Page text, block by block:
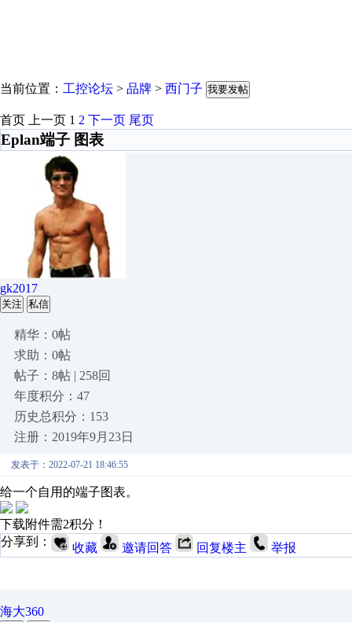
当前位置： 工控论坛 > 品牌 > 西门子 我要发帖
首页 上一页 1 2 下一页 尾页
Eplan端子 图表
gk2017
关注 私信
精华：0帖
求助：0帖
帖子：8帖 | 258回
年度积分：47
历史总积分：153
注册：2019年9月23日
发表于：2022-07-21 18:46:55
给一个自用的端子图表。
下载附件需2积分！
分享到：
收藏 邀请回答 回复楼主 举报
海大360